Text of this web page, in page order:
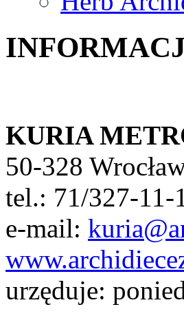
KURIA
50-328
tel.: 71/327-11-
e-mail:
urzęduje: